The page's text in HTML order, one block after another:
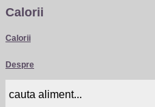
Calorii
Calorii
Despre